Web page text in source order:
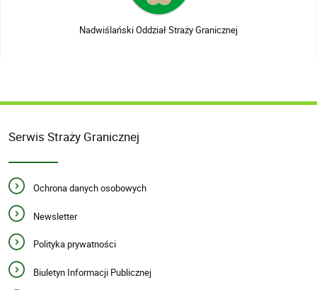
Nadwiślański Oddział Straży Granicznej
Serwis Straży Granicznej
Ochrona danych osobowych
Newsletter
Polityka prywatności
Biuletyn Informacji Publicznej